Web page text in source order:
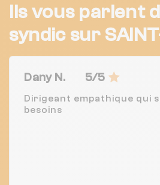
Ils vous parlent
syndic sur
Dany N. 5/5
Dirigeant empathique qui
besoins